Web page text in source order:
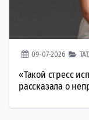
09-07-2026
«Такой стресс
рассказала о